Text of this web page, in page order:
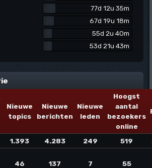
77d 12u 35m
67d 19u 18m
55d 2u 40m
53d 21u 43m
Nieuwe
topics
Nieuwe
berichten
Nieuwe
leden
Hoogst
aantal
bezoekers
online
1.393 4.283 249 519
46 137 7 55